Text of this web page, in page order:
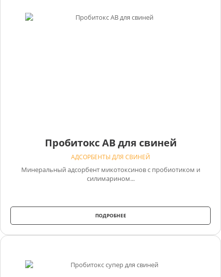
Пробитокс АВ для свиней
АДСОРБЕНТЫ ДЛЯ СВИНЕЙ
Минеральный адсорбент микотоксинов с пробиотиком и
силимарином...
ПОДРОБНЕЕ